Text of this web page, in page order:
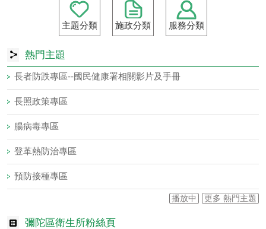
主題分類 施政分類 服務分類
熱門主題
長者防跌專區--國民健康署相關影片及手冊
長照政策專區
腸病毒專區
登革熱防治專區
預防接種專區
播放中 更多 熱門主題
彌陀區衛生所粉絲頁